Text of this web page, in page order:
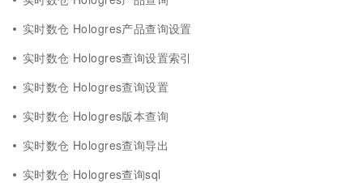
实时数仓 Hologres产品查询设置
实时数仓 Hologres查询设置索引
实时数仓 Hologres查询设置
实时数仓 Hologres版本查询
实时数仓 Hologres查询导出
实时数仓 Hologres查询sql